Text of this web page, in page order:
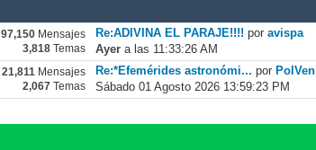
97,150 Mensajes
3,818 Temas
Re:ADIVINA EL PARAJE!!!! poravispa
Ayer a las 11:33:26 AM
21,811 Mensajes
2,067
Temas
Re:*Efemérides astronómi... por PolVen
Sábado 01 Agosto 2026 13:59:23 PM